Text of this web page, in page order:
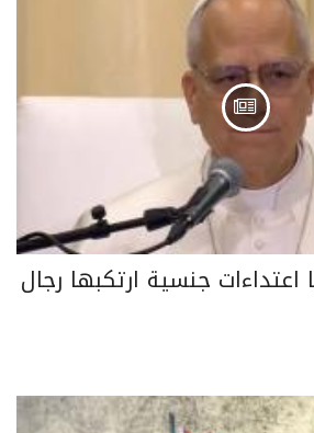
اعتداءات جنسية ارتكبها رجال